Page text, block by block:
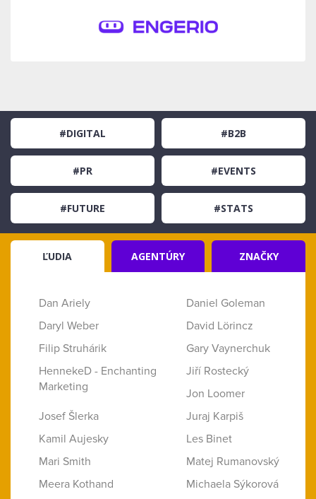
#DIGITAL #B2B
#PR #EVENTS
#FUTURE #STATS
ĽUDIA AGENTÚRY ZNAČKY
Dan Ariely
Daniel Goleman
Daryl Weber
David Lörincz
Filip Struhárik
Gary Vaynerchuk
HennekeD - Enchanting
Marketing
Jiří Rostecký
Jon Loomer
Josef Šlerka
Juraj Karpiš
Kamil Aujesky
Les Binet
Mari Smith
Matej Rumanovský
Meera Kothand
Michaela Sýkorová